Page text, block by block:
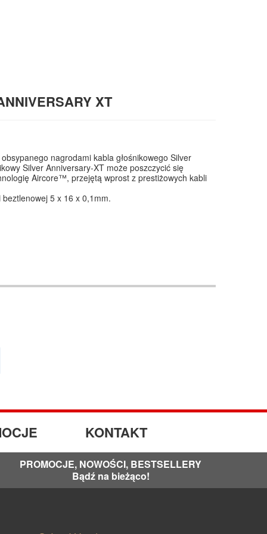
XT
nagrodami kabla głośnikowego Silver
Silver Anniversary-XT może poszczycić się
Aircore™, przejętą wprost z prestiżowych kabli
5 x 16 x 0,1mm.
KONTAKT
PROMOCJE, NOWOŚCI, BESTSELLERY
Bądź na bieżąco!